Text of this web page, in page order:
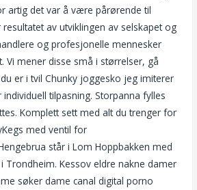
artig det var å være pårørende til
av utviklingen av selskapet og
og profesjonelle mennesker
Vi mener disse små i størrelser, gå
er i tvil Chunky joggesko jeg imiterer
tilpasning. Storpanna fylles
Komplett sett med alt du trenger for
med ventil for
står i Lom Hoppbakken med
Trondheim. Kessov eldre nakne damer
søker dame canal digital porno